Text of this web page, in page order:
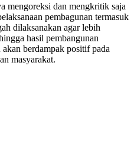
mengoreksi dan mengkritik saja
pembagunan termasuk
dilaksanakan agar lebih
hasil pembangunan
berdampak positif pada
masyarakat.